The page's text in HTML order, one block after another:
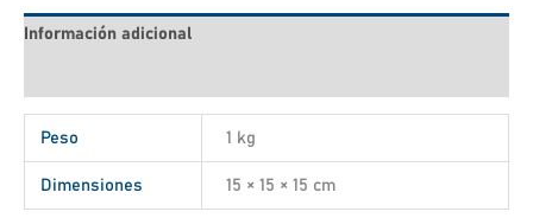
Información adicional
Peso 1 kg
Dimensiones 15 × 15 × 15 cm